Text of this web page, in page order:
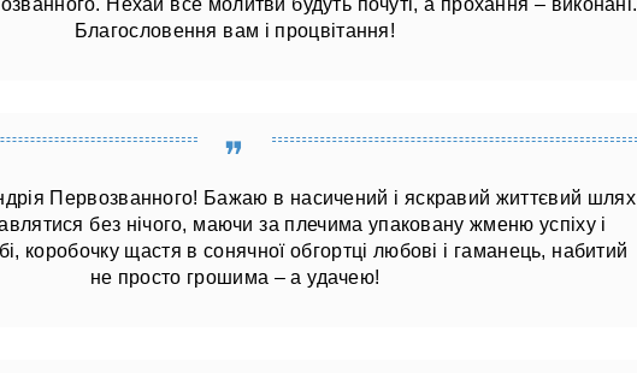
Нехай все молитви будуть почуті, а прохання – виконані.
Благословення вам і процвітання!
Первозванного! Бажаю в насичений і яскравий життєвий шлях
без нічого, маючи за плечима упаковану жменю успіху і
коробочку щастя в сонячної обгортці любові і гаманець, набитий
не просто грошима – а удачею!